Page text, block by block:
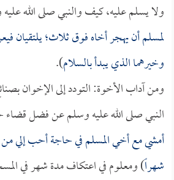
ولا يسلم عليه، كيف والنبي صلى الله
لمسلم أن يهجر أخاه فوق ثلاث؛
وخيرهما الذي يبدأ بالسلام).
ومن آداب الأخوة: التودد إلى الإخوان
النبي صلى الله عليه وسلم عن فضل
أمشي مع أخي المسلم في حاجة أحب إلي
شهراً) ومعلوم في اعتكاف مدة شهر في